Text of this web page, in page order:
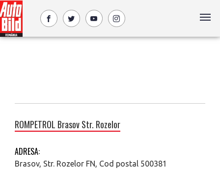
ROMPETROL Brasov Str. Rozelor
ADRESA:
Brasov, Str. Rozelor FN, Cod postal 500381